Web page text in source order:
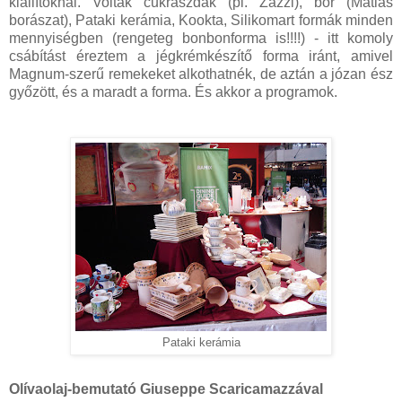
borászat), Pataki kerámia, Kookta, Silikomart formák minden
mennyiségben (rengeteg bonbonforma is!!!!) - itt komoly
csábítást éreztem a jégkrémkészítő forma iránt, amivel
Magnum-szerű remekeket alkothatnék, de aztán a józan ész
győzött, és a maradt a forma. És akkor a programok.
Pataki kerámia
Olívaolaj-bemutató Giuseppe Scaricamazzával